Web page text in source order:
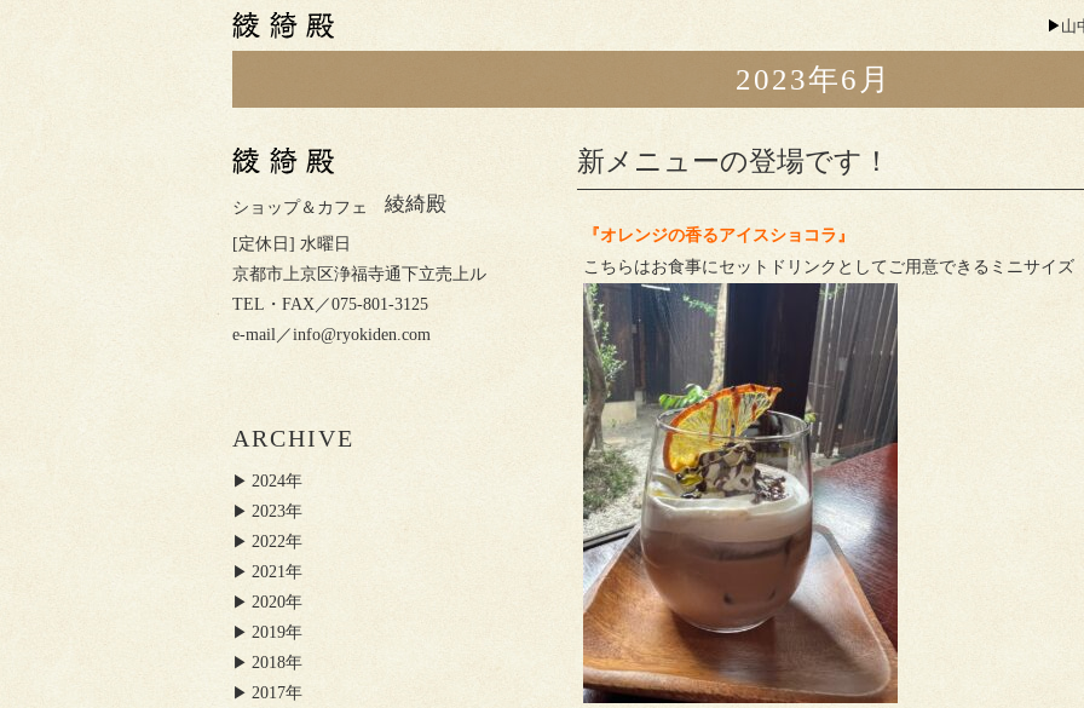
山
2023年6月
新メニューの登場です！
『オレンジの香るアイスショコラ』
こちらはお食事にセットドリンクとしてご用意できるミニサイズ
ショップ＆カフェ 綾綺殿
[定休日] 水曜日
京都市上京区浄福寺通下立売上ル
TEL・FAX／075-801-3125
e-mail／info@ryokiden.com
ARCHIVE
2024年
2023年
2022年
2021年
2020年
2019年
2018年
2017年